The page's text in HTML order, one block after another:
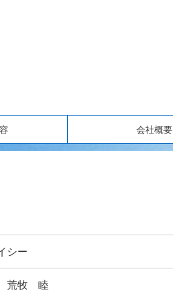
会社概要
シー
荒牧 睦